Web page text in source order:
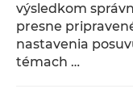
výsledkom
presne
nastavenia
témach …